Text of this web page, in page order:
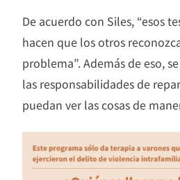
De acuerdo con Siles, “esos
hacen que los otros
problema”. Además de eso,
las responsabilidades de
puedan ver las cosas de